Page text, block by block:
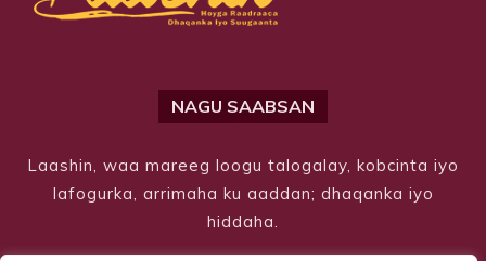
NAGU SAABSAN
Laashin, waa mareeg loogu talogalay, kobcinta iyo
lafogurka, arrimaha ku aaddan; dhaqanka iyo
hiddaha.